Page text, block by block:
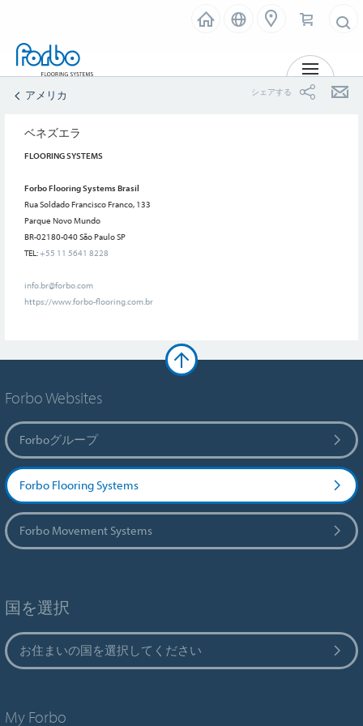
アメリカ シェアする
ベネズエラ
FLOORING SYSTEMS
Forbo Flooring Systems Brasil
Rua Soldado Francisco Franco, 133
Parque Novo Mundo
BR-02180-040 São Paulo SP
TEL:+55 11 5641 8228
info.br@forbo.com
https://www.forbo-flooring.com.br
Forbo Websites
Forboグループ
Forbo Flooring Systems
Forbo Movement Systems
国を選択
お住まいの国を選択してください
My Forbo